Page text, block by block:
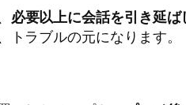
必要以上に会話を引き延
ラブルの元になります。